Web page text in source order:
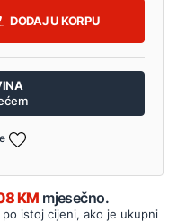
DODAJ U KORPU
KM mjesečno.
istoj cijeni, ako je ukupni